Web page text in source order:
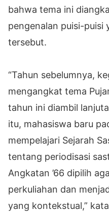
bahwa tema ini
pengenalan puisi-puisi
tersebut.
“Tahun sebelumnya,
mengangkat tema
tahun ini diambil
itu, mahasiswa baru
mempelajari Sejarah
tentang periodisasi
Angkatan ’66 dipilih
perkuliahan dan
yang kontekstual,”